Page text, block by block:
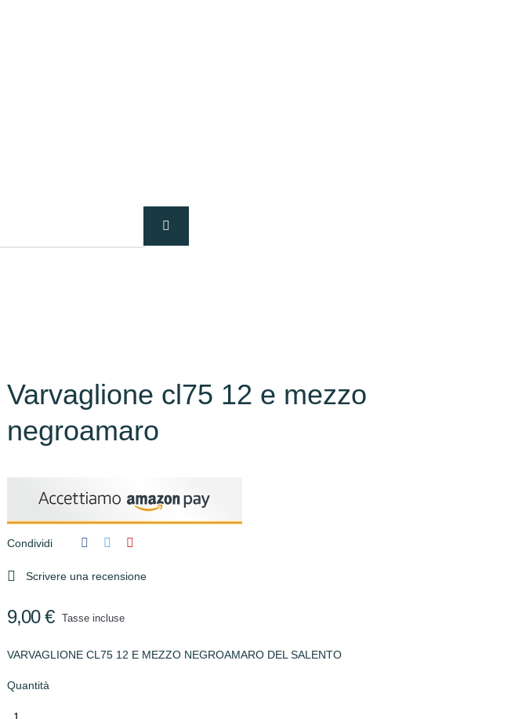
Varvaglione cl75 12 e mezzo
negroamaro
Condividi
 Scrivere una recensione
9,00 € Tasse incluse
VARVAGLIONE CL75 12 E MEZZO NEGROAMARO DEL SALENTO
Quantità